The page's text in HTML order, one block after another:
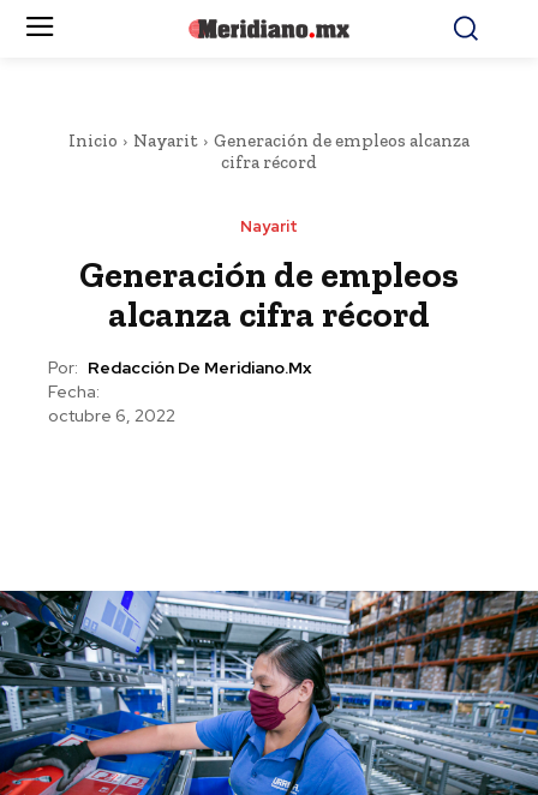
Inicio Nayarit
Generación de empleos alcanza
cifra récord
Nayarit
Generación de empleos
alcanza cifra récord
Por: Redacción De Meridiano.mx
Fecha:
octubre 6, 2022